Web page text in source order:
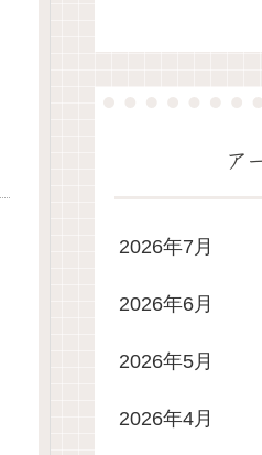
ア
2026年7月
2026年6月
2026年5月
2026年4月